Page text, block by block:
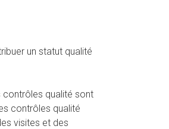
un statut qualité
contrôles qualité sont
contrôles qualité
visites et des